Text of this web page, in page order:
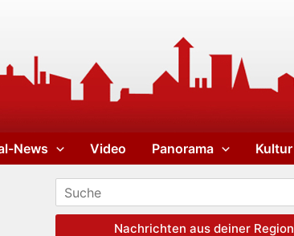
News Video Panorama Kultur
Nachrichten aus deiner Region